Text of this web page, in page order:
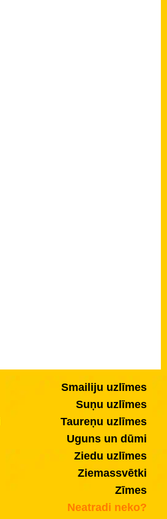
Smailiju uzlīmes
Suņu uzlīmes
Taureņu uzlīmes
Uguns un dūmi
Ziedu uzlīmes
Ziemassvētki
Zīmes
Neatradi neko?